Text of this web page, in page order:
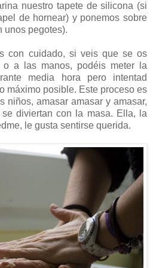
nuestro tapete de silicona (si
de hornear) y ponemos sobre
unos pegotes).
con cuidado, si veis que se os
a las manos, podéis meter la
media hora pero intentad
máximo posible. Este proceso es
niños, amasar amasar y amasar,
diviertan con la masa. Ella, la
le gusta sentirse querida.